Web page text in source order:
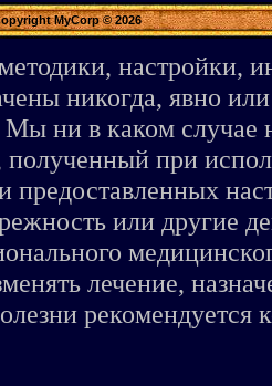
MyCorp © 2026
настройки,
никогда, явно
ни в каком случае
полученный при
предоставленных
или другие
лечение,
рекомендуется